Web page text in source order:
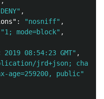
,
: "nosniff" ,
"1; mode=block" ,
2019 08:54:23 GMT" ,
jrd+json;
age=259200, public"